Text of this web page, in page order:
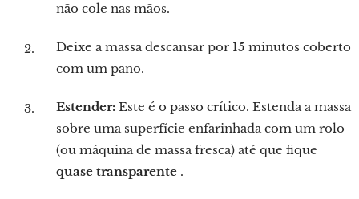
não cole nas mãos.
Deixe a massa descansar por 15 minutos coberto
com um pano.
Estender: Este é o passo crítico. Estenda a massa
sobre uma superfície enfarinhada com um rolo
(ou máquina de massa fresca) até que fique
quase transparente .